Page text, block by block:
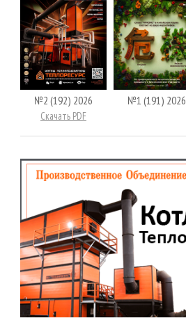
№2 (192) 2026
Скачать PDF
№1 (191) 2026